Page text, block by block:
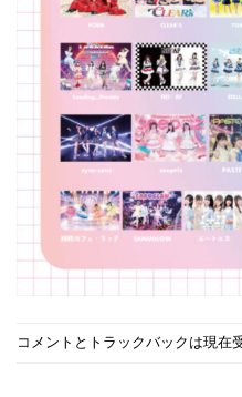
コメントとトラックバックは現在